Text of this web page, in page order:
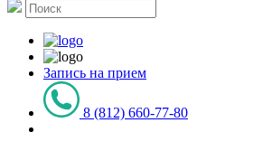
Запись на прием
8 (812) 660-77-80